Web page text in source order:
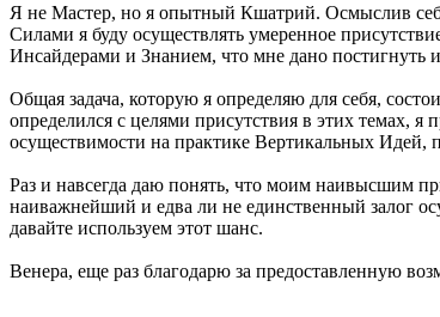
Я не Мастер, но я опытный Кшатрий. Осмыслив
Силами я буду осуществлять умеренное
Инсайдерами и Знанием, что мне дано постигнуть
Общая задача, которую я определяю для себя,
определился с целями присутствия в этих темах,
осуществимости на практике Вертикальных
Раз и навсегда даю понять, что моим наивысшим
наиважнейший и едва ли не единственный залог
давайте используем этот шанс.
Венера, еще раз благодарю за предоставленную